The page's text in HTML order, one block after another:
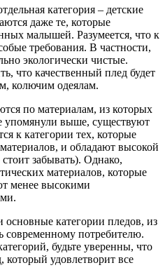
категория – детские
даже те, которые
малышей. Разумеется, что к
требования. В частности,
экологически чистые.
что качественный плед будет
колючим одеялам.
по материалам, из которых
выше, существуют
к категории тех, которые
и обладают высокой
забывать). Однако,
материалов, которые
менее высокими
категории пледов, из
современному потребителю.
будьте уверенны, что
удовлетворит все